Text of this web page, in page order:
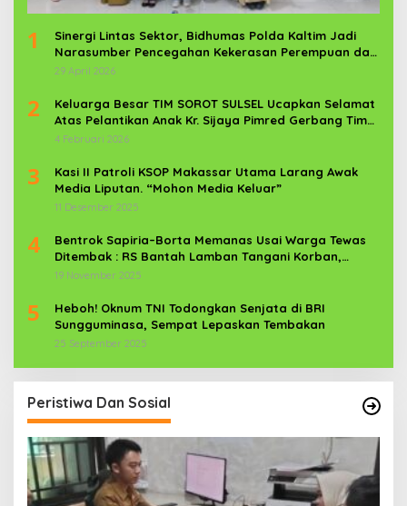
1
Sinergi Lintas Sektor, Bidhumas Polda Kaltim Jadi
Narasumber Pencegahan Kekerasan Perempuan dan
Anak
29 April 2026
2
Keluarga Besar TIM SOROT SULSEL Ucapkan Selamat
Atas Pelantikan Anak Kr. Sijaya Pimred Gerbang Timur
News Com Sebagai Prajurit TNI
4 Februari 2026
3
Kasi II Patroli KSOP Makassar Utama Larang Awak
Media Liputan. “Mohon Media Keluar”
11 Desember 2025
4
Bentrok Sapiria–Borta Memanas Usai Warga Tewas
Ditembak : RS Bantah Lamban Tangani Korban,
Aparat TNI-POLRI Dikerahkan
19 November 2025
5
Heboh! Oknum TNI Todongkan Senjata di BRI
Sungguminasa, Sempat Lepaskan Tembakan
25 September 2025
Peristiwa Dan Sosial